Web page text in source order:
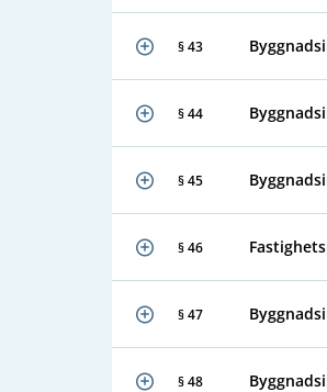
§ 43
§ 44
§ 45
§ 46
§ 47
§ 48